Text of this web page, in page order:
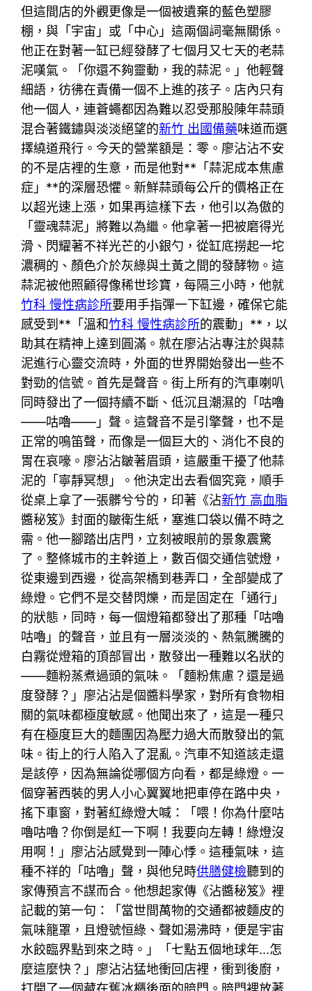
但這間店的外觀更像是一個被遺棄的藍色塑膠
棚，與「宇宙」或「中心」這兩個詞毫無關係。
他正在對著一缸已經發酵了七個月又七天的老蒜
泥嘆氣。「你還不夠靈動，我的蒜泥。」他輕聲
細語，彷彿在責備一個不上進的孩子。店內只有
他一個人，連蒼蠅都因為難以忍受那股陳年蒜頭
混合著鐵鏽與淡淡絕望的新竹 出國備藥味道而選
擇繞道飛行。今天的營業額是：零。廖沾沾不安
的不是店裡的生意，而是他對**「蒜泥成本焦慮
症」**的深層恐懼。新鮮蒜頭每公斤的價格正在
以超光速上漲，如果再這樣下去，他引以為傲的
「靈魂蒜泥」將難以為繼。他拿著一把被磨得光
滑、閃耀著不祥光芒的小銀勺，從缸底撈起一坨
濃稠的、顏色介於灰綠與土黃之間的發酵物。這
蒜泥被他照顧得像稀世珍寶，每隔三小時，他就
竹科 慢性病診所要用手指彈一下缸邊，確保它能
感受到**「溫和竹科 慢性病診所的震動」**，以
助其在精神上達到圓滿。就在廖沾沾專注於與蒜
泥進行心靈交流時，外面的世界開始發出一些不
對勁的信號。首先是聲音。街上所有的汽車喇叭
同時發出了一個持續不斷、低沉且潮濕的「咕嚕
——咕嚕——」聲。這聲音不是引擎聲，也不是
正常的鳴笛聲，而像是一個巨大的、消化不良的
胃在哀嚎。廖沾沾皺著眉頭，這嚴重干擾了他蒜
泥的「寧靜冥想」。他決定出去看個究竟，順手
從桌上拿了一張髒兮兮的，印著《沾新竹 高血脂
醬秘笈》封面的皺衛生紙，塞進口袋以備不時之
需。他一腳踏出店門，立刻被眼前的景象震驚
了。整條城市的主幹道上，數百個交通信號燈，
從東邊到西邊，從高架橋到巷弄口，全部變成了
綠燈。它們不是交替閃爍，而是固定在「通行」
的狀態，同時，每一個燈箱都發出了那種「咕嚕
咕嚕」的聲音，並且有一層淡淡的、熱氣騰騰的
白霧從燈箱的頂部冒出，散發出一種難以名狀的
——麵粉蒸煮過頭的氣味。「麵粉焦慮？還是過
度發酵？」廖沾沾是個醬料學家，對所有食物相
關的氣味都極度敏感。他聞出來了，這是一種只
有在極度巨大的麵團因為壓力過大而散發出的氣
味。街上的行人陷入了混亂。汽車不知道該走還
是該停，因為無論從哪個方向看，都是綠燈。一
個穿著西裝的男人小心翼翼地把車停在路中央，
搖下車窗，對著紅綠燈大喊：「喂！你為什麼咕
嚕咕嚕？你倒是紅一下啊！我要向左轉！綠燈沒
用啊！」廖沾沾感覺到一陣心悸。這種氣味，這
種不祥的「咕嚕」聲，與他兒時供膳健檢聽到的
家傳預言不謀而合。他想起家傳《沾醬秘笈》裡
記載的第一句：「當世間萬物的交通都被麵皮的
氣味籠罩，且燈號恒綠、聲如湯沸時，便是宇宙
水餃臨界點到來之時。」「七點五個地球年…怎
麼這麼快？」廖沾沾猛地衝回店裡，衝到後廚，